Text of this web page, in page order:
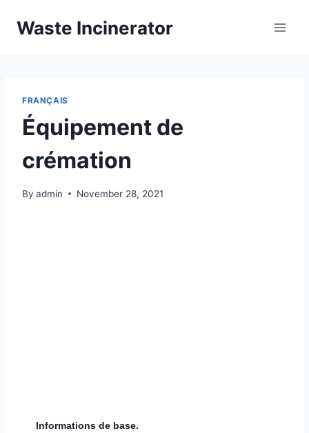
Waste Incinerator
FRANÇAIS
Équipement de
crémation
By admin November 28, 2021
Informations de base.